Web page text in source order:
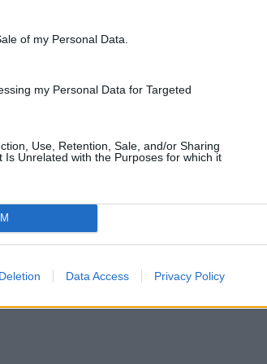
of my Personal Data.
my Personal Data for Targeted
Use, Retention, Sale, and/or Sharing
Is Unrelated with the Purposes for which it
Data Access Privacy Policy
ΜΕ ΑΣΦΑΛΕΙΑ
Facebook-f